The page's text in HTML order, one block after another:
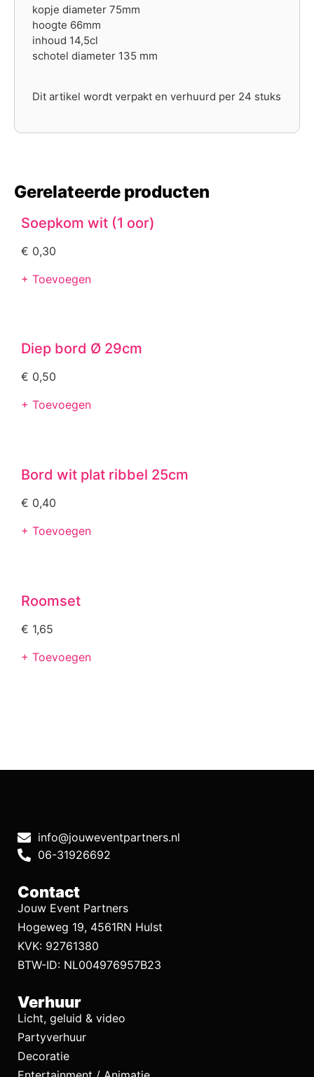
kopje diameter 75mm
hoogte 66mm
inhoud 14,5cl
schotel diameter 135 mm
Dit artikel wordt verpakt en verhuurd per 24 stuks
Gerelateerde producten
Soepkom wit (1 oor)
€ 0,30
+ Toevoegen
Diep bord Ø 29cm
€ 0,50
+ Toevoegen
Bord wit plat ribbel 25cm
€ 0,40
+ Toevoegen
Roomset
€ 1,65
+ Toevoegen
info@jouweventpartners.nl
06-31926692
Contact
Jouw Event Partners
Hogeweg 19, 4561RN Hulst
KVK: 92761380
BTW-ID: NL004976957B23
Verhuur
Licht, geluid & video
Partyverhuur
Decoratie